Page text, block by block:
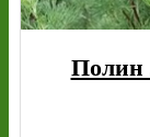
Полин